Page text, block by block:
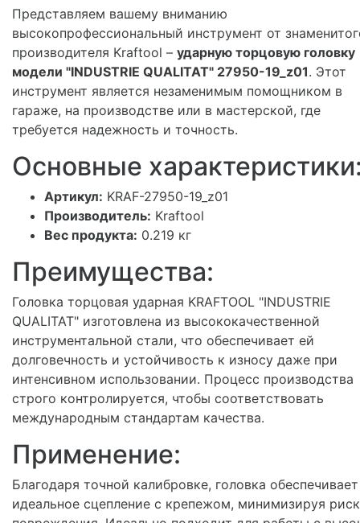
Представляем вашему вниманию
высокопрофессиональный инструмент от
производителя Kraftool – ударную торцовую головку
модели "INDUSTRIE QUALITAT" 27950-19_z01. Этот
инструмент является незаменимым помощником в
гараже, на производстве или в мастерской, где
требуется надежность и точность.
Основные
Артикул: KRAF-27950-19_z01
Производитель: Kraftool
Вес продукта: 0.219 кг
Преимущества:
Головка торцовая ударная KRAFTOOL "INDUSTRIE
QUALITAT" изготовлена из высококачественной
инструментальной стали, что обеспечивает ей
долговечность и устойчивость к износу даже при
интенсивном использовании. Процесс производства
строго контролируется, чтобы соответствовать
международным стандартам качества.
Применение:
Благодаря точной калибровке, головка обеспечивает
идеальное сцепление с крепежом, минимизируя